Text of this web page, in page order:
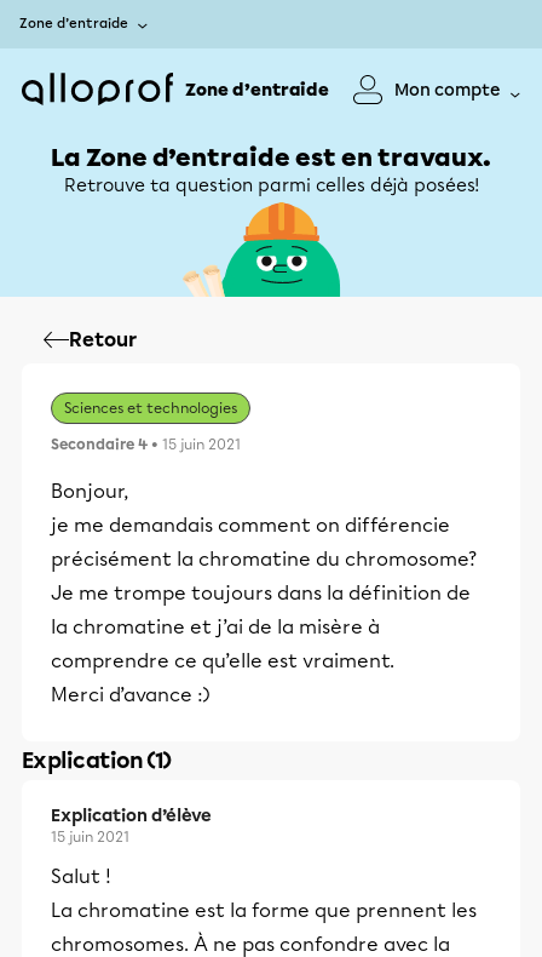
Zone d’entraide
Zone d’entraide Mon compte
La Zone d’entraide est en travaux.
Retrouve ta question parmi celles déjà posées!
Retour
Sciences et technologies
Secondaire 4 • 15 juin 2021
Bonjour,
je me demandais comment on différencie
précisément la chromatine du chromosome?
Je me trompe toujours dans la définition de
la chromatine et j’ai de la misère à
comprendre ce qu’elle est vraiment.
Merci d’avance :)
Explication (1)
Explication d’élève
15 juin 2021
Salut !
La chromatine est la forme que prennent les
chromosomes. À ne pas confondre avec la